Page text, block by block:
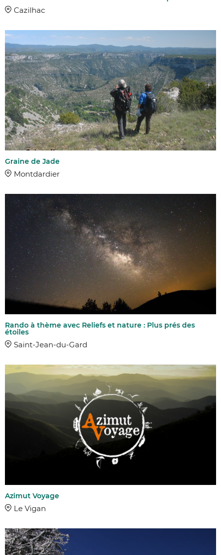
Cazilhac
Graine de Jade
Montdardier
Rando à thème avec Reliefs et nature : Plus prés des
étoiles
Saint-Jean-du-Gard
Azimut Voyage
Le Vigan